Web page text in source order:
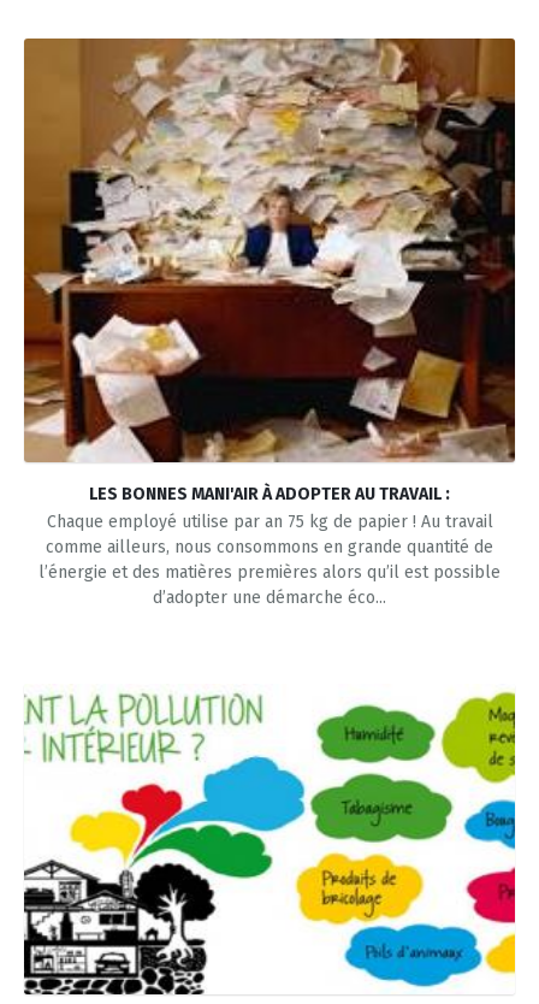
LES BONNES MANI'AIR À ADOPTER AU TRAVAIL :
Chaque employé utilise par an 75 kg de papier ! Au travail
comme ailleurs, nous consommons en grande quantité de
l’énergie et des matières premières alors qu’il est possible
d’adopter une démarche éco...